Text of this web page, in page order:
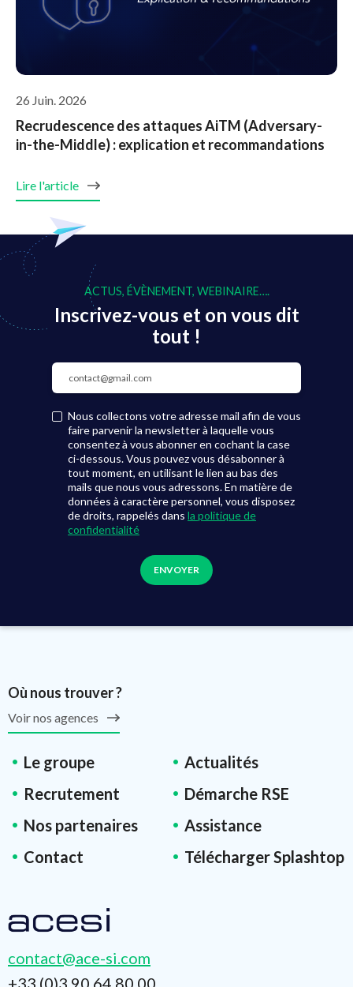
26 Juin. 2026
Recrudescence des attaques AiTM (Adversary-
in-the-Middle) : explication et recommandations
Lire l'article
ACTUS, ÉVÈNEMENT, WEBINAIRE….
Inscrivez-vous et on vous dit
tout !
Nous collectons votre adresse mail afin de vous
faire parvenir la newsletter à laquelle vous
consentez à vous abonner en cochant la case
ci-dessous. Vous pouvez vous désabonner à
tout moment, en utilisant le lien au bas des
mails que nous vous adressons. En matière de
données à caractère personnel, vous disposez
de droits, rappelés dans la politique de
confidentialité
Où nous trouver ?
Voir nos agences
Le groupe
Actualités
Recrutement
Démarche RSE
Nos partenaires
Assistance
Contact
Télécharger Splashtop
contact@ace-si.com
+33 (0)3 90 64 80 00